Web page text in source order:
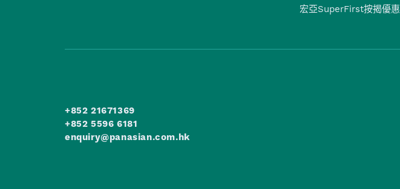
宏亞SuperFirst按揭優惠
+852 21671369
+852 5596 6181
enquiry@panasian.com.hk